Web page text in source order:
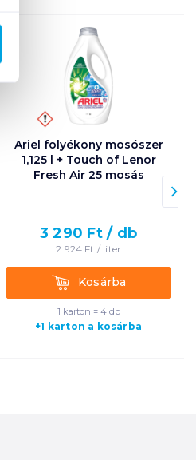
Ariel folyékony mosószer
1,125 l + Touch of Lenor
Fresh Air 25 mosás
3 290 Ft / db
2 924 Ft / liter
KosárbaKosárba
1 karton = 4 db
+1 karton a kosárba